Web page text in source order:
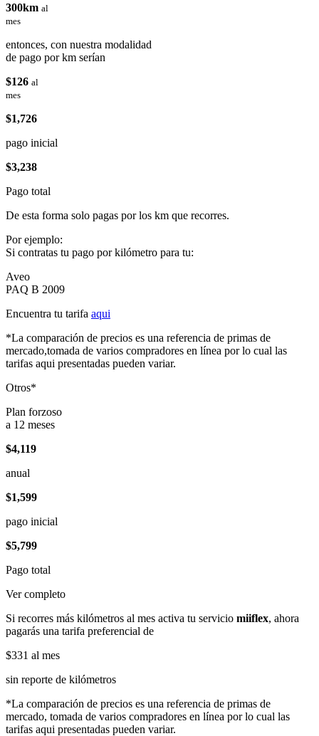
300km al
mes
entonces, con nuestra modalidad
de pago por km serían
$126 al
mes
$1,726
pago inicial
$3,238
Pago total
De esta forma solo pagas por los km que recorres.
Por ejemplo:
Si contratas tu pago por kilómetro para tu:
Aveo
PAQ B 2009
Encuentra tu tarifa aqui
*La comparación de precios es una referencia de primas de
mercado,tomada de varios compradores en línea por lo cual las
tarifas aqui presentadas pueden variar.
Otros*
Plan forzoso
a 12 meses
$4,119
anual
$1,599
pago inicial
$5,799
Pago total
Ver completo
Si recorres más kilómetros al mes activa tu servicio miiflex, ahora
pagarás una tarifa preferencial de
$331 al mes
sin reporte de kilómetros
*La comparación de precios es una referencia de primas de
mercado, tomada de varios compradores en línea por lo cual las
tarifas aqui presentadas pueden variar.